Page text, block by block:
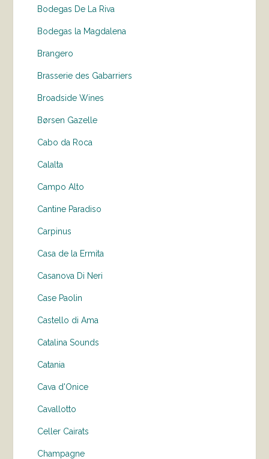
Bodegas De La Riva
Bodegas la Magdalena
Brangero
Brasserie des Gabarriers
Broadside Wines
Børsen Gazelle
Cabo da Roca
Calalta
Campo Alto
Cantine Paradiso
Carpinus
Casa de la Ermita
Casanova Di Neri
Case Paolin
Castello di Ama
Catalina Sounds
Catania
Cava d'Onice
Cavallotto
Celler Cairats
Champagne